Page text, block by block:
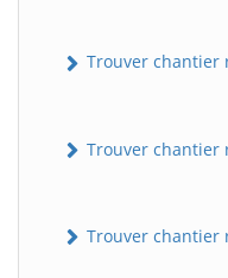
Trouver chantier
Trouver chantier
Trouver chantier